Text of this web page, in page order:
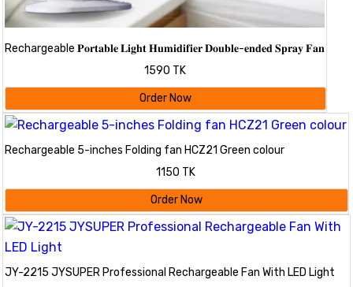
Rechargeable 𝐏𝐨𝐫𝐭𝐚𝐛𝐥𝐞 𝐋𝐢𝐠𝐡𝐭 𝐇𝐮𝐦𝐢𝐝𝐢𝐟𝐢𝐞𝐫 𝐃𝐨𝐮𝐛𝐥𝐞-𝐞𝐧𝐝𝐞𝐝 𝐒𝐩𝐫𝐚𝐲 𝐅𝐚𝐧
1590 TK
Order Now
Rechargeable 5-inches Folding fan HCZ21 Green colour
1150 TK
Order Now
JY-2215 JYSUPER Professional Rechargeable Fan With LED Light